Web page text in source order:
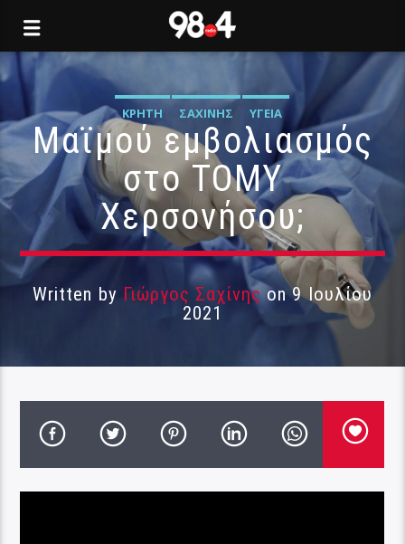
ΚΡΉΤΗ ΣΑΧΊΝΗΣ ΥΓΕΊΑ
Μαϊμού εμβολιασμός
στο ΤΟΜΥ
Χερσονήσου;
Written by Γιώργος Σαχίνηςon 9 Ιουλίου
2021